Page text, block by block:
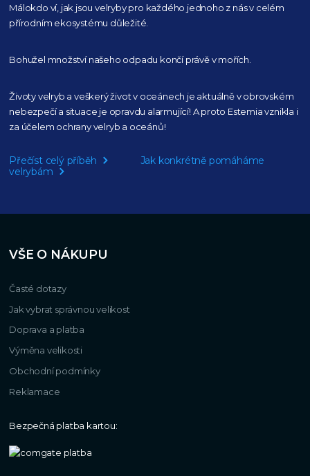
Málokdo ví, jak jsou velryby pro každého jednoho z nás v celém
přírodním ekosystému důležité.
Bohužel množství našeho odpadu končí právě v mořích.
Životy velryb a veškerý život v oceánech je aktuálněv obrovském
nebezpečí a situace je opravdu alarmující! A proto Estemia vznikla i
za účelem ochrany velryb a oceánů!
Přečíst celý příběh
Jak konkrétně pomáháme
velrybám
VŠE O NÁKUPU
Časté dotazy
Jak vybrat správnou velikost
Doprava a platba
Výměna velikosti
Obchodní podmínky
Reklamace
Bezpečná platba kartou: